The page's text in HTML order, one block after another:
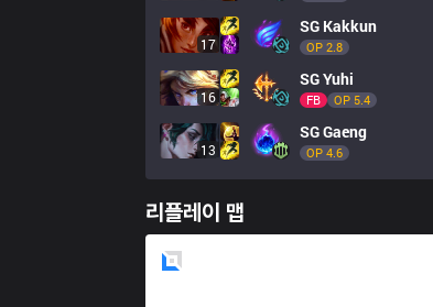
17
SG Kakkun
OP 2.8
16
SGYuhi
FB OP 5.4
13
SGGaeng
OP 4.6
리플레이 맵